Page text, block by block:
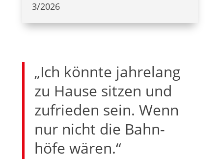
3/2026
„Ich könnte jah­re­lang
zu Hause sit­zen und
zufrie­den sein. Wenn
nur nicht die Bahn­
höfe wären.“